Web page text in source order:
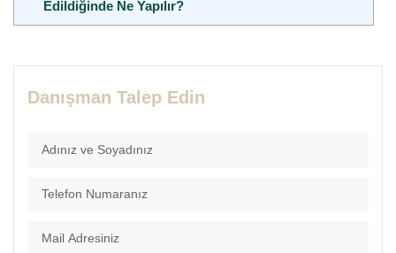
Edildiğinde Ne Yapılır?
Danışman Talep Edin